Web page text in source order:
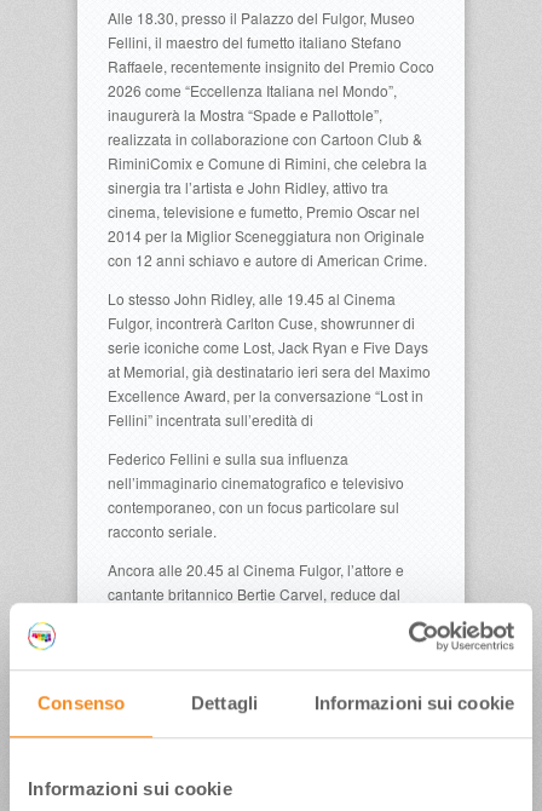
Consenso Dettagli Informazioni sui cookie
Informazioni sui cookie
Alle 18.30, presso il Palazzo del Fulgor, Museo
Fellini, il maestro del fumetto italiano Stefano
Raffaele, recentemente insignito del Premio Coco
2026 come “Eccellenza Italiana nel Mondo”,
inaugurerà la Mostra “Spade e Pallottole”,
realizzata in collaborazione con Cartoon Club &
RiminiComix e Comune di Rimini, che celebra la
sinergia tra l’artista e John Ridley, attivo tra
cinema, televisione e fumetto, Premio Oscar nel
2014 per la Miglior Sceneggiatura non Originale
con 12 anni schiavo e autore di American Crime.
Lo stesso John Ridley, alle 19.45 al Cinema
Fulgor, incontrerà Carlton Cuse, showrunner di
serie iconiche come Lost, Jack Ryan e Five Days
at Memorial, già destinatario ieri sera del Maximo
Excellence Award, per la conversazione “Lost in
Fellini” incentrata sull’eredità di
Federico Fellini e sulla sua influenza
nell’immaginario cinematografico e televisivo
contemporaneo, con un focus particolare sul
racconto seriale.
Ancora alle 20.45 al Cinema Fulgor, l’attore e
cantante britannico Bertie Carvel, reduce dal
successo di A Knight of the Seven Kingdoms e tra
i volti della prossima serie di Harry Potter, sarà
protagonista di una conversazione con speciale
21.30 con un appuntamento legato agli Italian
Showcase: l’attrice Serena Rossi presenterà la